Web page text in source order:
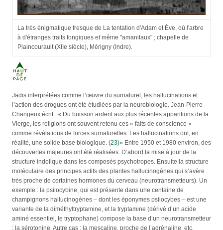
La très énigmatique fresque de La tentation d'Adam et Ève, où l'arbre
à d'étranges traits fongiques et même "amanitaux" ; chapelle de
Plaincourault (XIIe siècle), Mérigny (Indre).
Jadis interprétées comme l’œuvre du surnaturel, les hallucinations et
l’action des drogues ont été étudiées par la neurobiologie. Jean-Pierre
Changeux écrit : « Du buisson ardent aux plus récentes apparitions de la
Vierge, les religions ont souvent retenu ces « faits de conscience »
comme révélations de forces surnaturelles. Les hallucinations ont, en
réalité, une solide base biologique. (23)» Entre 1950 et 1980 environ, des
découvertes majeures ont été réalisées. D’abord la mise à jour de la
structure indolique dans les composés psychotropes. Ensuite la structure
moléculaire des principes actifs des plantes hallucinogènes qui s’avère
très proche de certaines hormones du cerveau (neurotransmetteurs). Un
exemple : la psilocybine, qui est présente dans une centaine de
champignons hallucinogènes – dont les éponymes psilocybes – est une
variante de la diméthyltryptamine, et la tryptamine (dérivé d’un acide
aminé essentiel, le tryptophane) compose la base d’un neurotransmetteur
: la sérotonine. Autre cas : la mescaline, proche de l’adrénaline, etc.